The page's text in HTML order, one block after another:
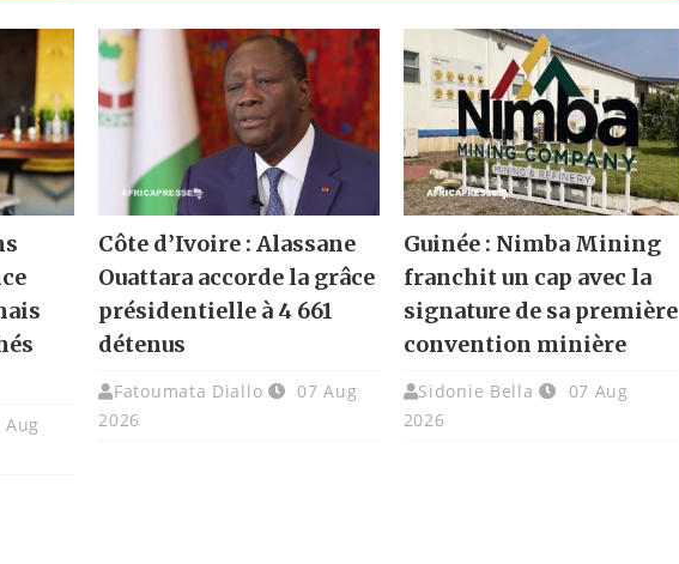
Aug
Côte d’Ivoire : Alassane
Ouattara accorde la grâce
présidentielle à 4 661
détenus
Fatoumata Diallo
07 Aug
2026
Guinée : Nimba Mining
franchit un cap avec la
signature de sa première
convention minière
Sidonie Bella
07 Aug
2026